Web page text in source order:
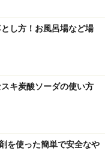
下などゴキブリの
い」場所の掃除を重
袋などをして除去
叩いて、卵鞘を潰
は抵抗があるとい
あります。また、
プレーなどでしっか
し方！お風呂場など場
キ炭酸ソーダの使い方
を使った簡単で安全なや